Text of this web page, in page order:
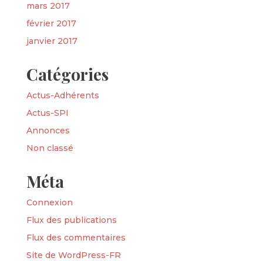
mars 2017
février 2017
janvier 2017
Catégories
Actus-Adhérents
Actus-SPI
Annonces
Non classé
Méta
Connexion
Flux des publications
Flux des commentaires
Site de WordPress-FR